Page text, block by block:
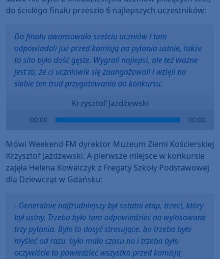
do ścisłego finału przeszło 6 najlepszych uczestników:
Do finału awansowało sześciu uczniów i tam
odpowiadali już przed komisją na pytania ustnie, także
to sito było dość gęste. Wygrali najlepsi, ale też ważne
jest to, że ci uczniowie się zaangażowali i wzięli na
siebie ten trud przygotowania do konkursu.
Krzysztof Jażdżewski
00:00 00:00
Mówi Weekend FM dyrektor Muzeum Ziemi Kościerskiej
Krzysztof Jażdżewski. A pierwsze miejsce w konkursie
zajęła Helena Kowalczyk z Fregaty Szkoły Podstawowej
dla Dziewcząt w Gdańsku:
- Generalnie najtrudniejszy był ostatni etap, trzeci, który
był ustny. Trzeba było tam odpowiedzieć na wylosowane
trzy pytania. Było to dosyć stresujące. bo trzeba było
myśleć od razu. było mało czasu no i trzeba było
oczywiście to powiedzieć wszystko przed komisją